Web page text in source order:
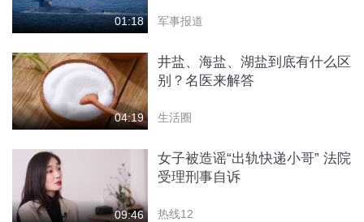
01:18 军事报道
04:19
井盐、海盐、湖盐到底有什么区
别？名医来解答
生活圈
09:46
女子被造谣“出轨快递小哥” 法院
受理刑事自诉
热线12